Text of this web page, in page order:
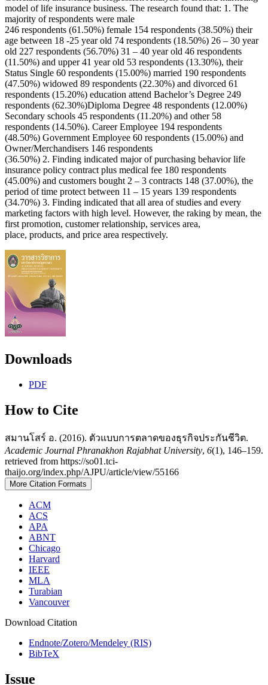
model of life insurance business. The research found that: 1. The
majority of respondents were male
246 respondents (61.50%) female 154 respondents (38.50%) their
age between 18 -25 year old 74 respondents (18.50%) 26 – 30 year
old 227 respondents (56.70%) 31 – 40 year old 46 respondents
(11.50%) and upper 41 year old 53 respondents (13.30%), their
Status Single 60 respondents (15.00%) married 190 respondents
(47.50%) widowed 89 respondents (22.30%) and divorced 61
respondents (15.20%) education attend Bachelor’s Degree 249
respondents (62.30%)Diploma Degree 48 respondents (12.00%)
Secondary schools 45 respondents (11.20%) and other 58
respondents (14.50%). Career Employee 194 respondents
(48.50%) Government Employee 60 respondents (15.00%) and
Owner/Merchandisers 146 respondents
(36.50%) 2. Finding indicated major of purchasing behavior life
insurance policy contract plus medical fee 180 respondents
(45.00%) and customers bought 2 – 3 contracts 148 (37.00%), the
period of time protect between 11 – 15 years 139 respondents
(34.70%) 3. Finding indicated that all area of studies and every
marketing factors with high level. However, the raking by mean, the
first promotion, customer relationship, services area,
place, products, and price area respectively.
Downloads
PDF
How to Cite
สมานโสร์ อ. (2016). ตัวแบบการตลาดของธุรกิจประกันชีวิต.
Academic Journal Phranakhon Rajabhat University, 6(1), 146–159.
retrieved from https://so01.tci-
thaijo.org/index.php/AJPU/article/view/55166
More Citation Formats
ACM
ACS
APA
ABNT
Chicago
Harvard
IEEE
MLA
Turabian
Vancouver
Download Citation
Endnote/Zotero/Mendeley (RIS)
BibTeX
Issue